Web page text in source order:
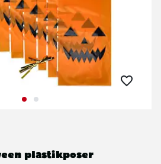
plastikposer